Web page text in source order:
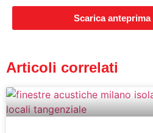
Scarica
Articoli correlati